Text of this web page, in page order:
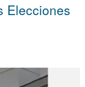
Elecciones